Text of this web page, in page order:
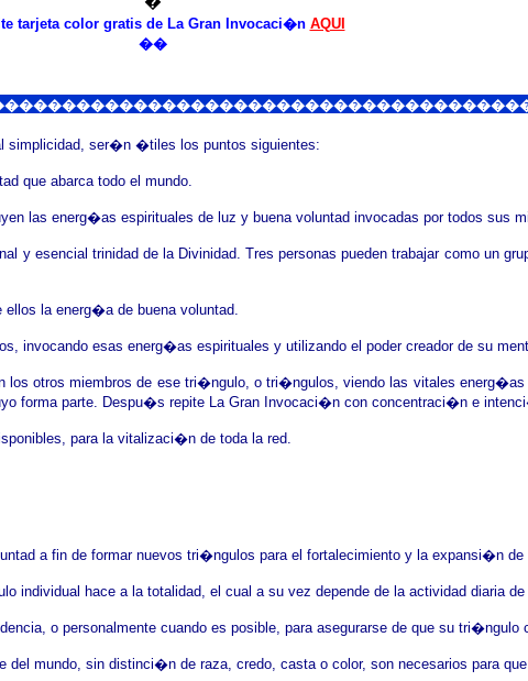
tarjeta color gratis de La Gran Invocaci�n AQUI
��
simplicidad, ser�n �tiles los puntos siguientes:
que abarca todo el mundo.
las energ�as espirituales de luz y buena voluntad invocadas por todos sus
y esencial trinidad de la Divinidad. Tres personas pueden trabajar como un
la energ�a de buena voluntad.
invocando esas energ�as espirituales y utilizando el poder creador de su
otros miembros de ese tri�ngulo, o tri�ngulos, viendo las vitales
forma parte. Despu�s repite La Gran Invocaci�n con concentraci�n e
para la vitalizaci�n de toda la red.
a fin de formar nuevos tri�ngulos para el fortalecimiento y la expansi�n de
hace a la totalidad, el cual a su vez depende de la actividad diaria
o personalmente cuando es posible, para asegurarse de que su
del mundo, sin distinci�n de raza, credo, casta o color, son necesarios para